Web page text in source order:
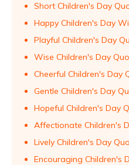
Short Children's Day
Happy Children's Day
Playful Children's Day
Wise Children's Day
Cheerful Children's Day
Gentle Children's Day
Hopeful Children's Day
Affectionate Children's
Lively Children's Day
Encouraging Children's